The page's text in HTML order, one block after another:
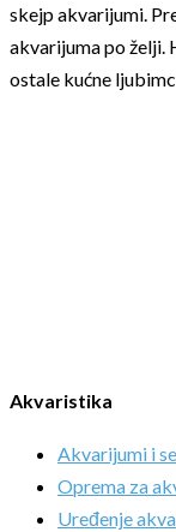
skejp akvarijumi.
akvarijuma po želji.
ostale kućne
Akvaristika
Akvarijumi i
Oprema za
Uređenje